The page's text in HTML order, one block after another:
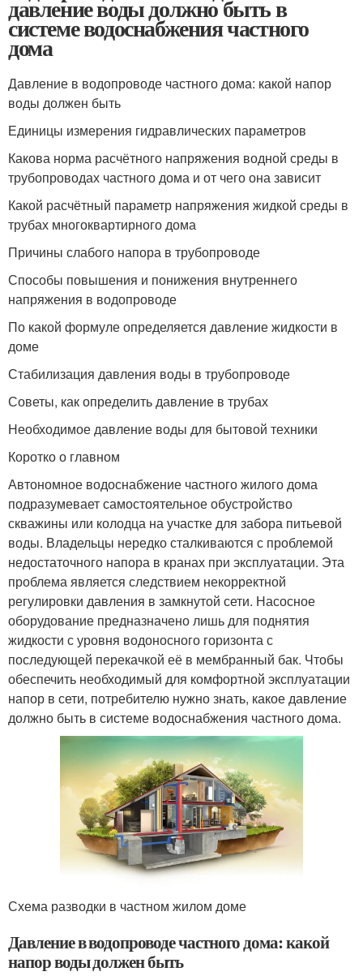
давление воды должно быть в
системе водоснабжения частного
дома
Давление в водопроводе частного дома: какой напор
воды должен быть
Единицы измерения гидравлических параметров
Какова норма расчётного напряжения водной среды в
трубопроводах частного дома и от чего она зависит
Какой расчётный параметр напряжения жидкой среды в
трубах многоквартирного дома
Причины слабого напора в трубопроводе
Способы повышения и понижения внутреннего
напряжения в водопроводе
По какой формуле определяется давление жидкости в
доме
Стабилизация давления воды в трубопроводе
Советы, как определить давление в трубах
Необходимое давление воды для бытовой техники
Коротко о главном
Автономное водоснабжение частного жилого дома
подразумевает самостоятельное обустройство
скважины или колодца на участке для забора питьевой
воды. Владельцы нередко сталкиваются с проблемой
недостаточного напора в кранах при эксплуатации. Эта
проблема является следствием некорректной
регулировки давления в замкнутой сети. Насосное
оборудование предназначено лишь для поднятия
жидкости с уровня водоносного горизонта с
последующей перекачкой её в мембранный бак. Чтобы
обеспечить необходимый для комфортной эксплуатации
напор в сети, потребителю нужно знать, какое давление
должно быть в системе водоснабжения частного дома.
Схема разводки в частном жилом доме
Давление в водопроводе частного дома: какой
напор воды должен быть